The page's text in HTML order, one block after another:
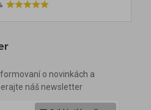
o novinkách a
náš newsletter